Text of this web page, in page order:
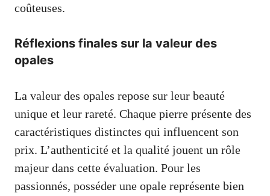
coûteuses.
Réflexions finales sur la valeur des
opales
La valeur des opales repose sur leur beauté
unique et leur rareté. Chaque pierre présente des
caractéristiques distinctes qui influencent son
prix. L’authenticité et la qualité jouent un rôle
majeur dans cette évaluation. Pour les
passionnés, posséder une opale représente bien